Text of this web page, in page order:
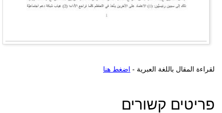
لقراءة المقال باللغة العبرية - اضغط هنا
פריטים קשורים